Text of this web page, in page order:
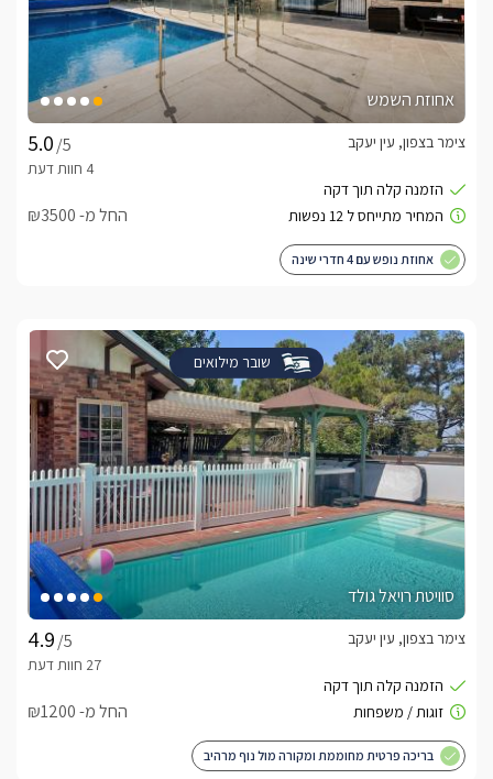
אחוזת השמש
/5
צימר בצפון, עין יעקב
החל מ- ₪3500
אחוזת נופש עם 4 חדרי שינה
שובר מילואים
סוויטת רויאל גולד
/5
צימר בצפון, עין יעקב
החל מ- ₪1200
בריכה פרטית מחוממת ומקורה מול נוף מרהיב